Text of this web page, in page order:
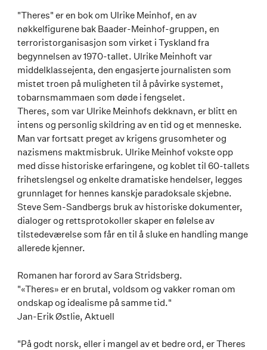
"Theres" er en bok om Ulrike Meinhof, en av
nøkkelfigurene bak Baader-Meinhof-gruppen, en
terroristorganisasjon som virket i Tyskland fra
begynnelsen av 1970-tallet. Ulrike Meinhoft var
middelklassejenta, den engasjerte journalisten som
mistet troen på muligheten til å påvirke systemet,
tobarnsmammaen som døde i fengselet.
Theres, som var Ulrike Meinhofs dekknavn, er blitt en
intens og personlig skildring av en tid og et menneske.
Man var fortsatt preget av krigens grusomheter og
nazismens maktmisbruk. Ulrike Meinhof vokste opp
med disse historiske erfaringene, og koblet til 60-tallets
frihetslengsel og enkelte dramatiske hendelser, legges
grunnlaget for hennes kanskje paradoksale skjebne.
Steve Sem-Sandbergs bruk av historiske dokumenter,
dialoger og rettsprotokoller skaper en følelse av
tilstedeværelse som får en til å sluke en handling mange
allerede kjenner.
Romanen har forord av Sara Stridsberg.
"«Theres» er en brutal, voldsom og vakker roman om
ondskap og idealisme på samme tid."
Jan-Erik Østlie, Aktuell
"På godt norsk, eller i mangel av et bedre ord, er Theres